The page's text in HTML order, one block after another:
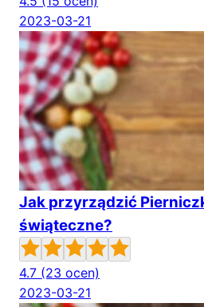
2023-03-21
Jak przyrządzić
świąteczne?
4.7 (23 ocen)
2023-03-21